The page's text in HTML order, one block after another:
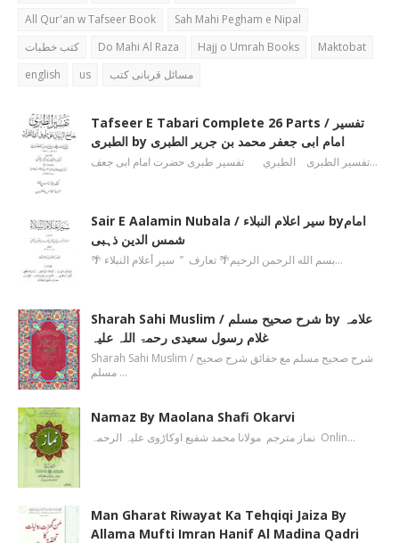
All Qur'an w Tafseer Book
Sah Mahi Pegham e Nipal
کتب خطبات
Do Mahi Al Raza Hajj o Umrah Books
Maktobat
english
us مسائل قربانی کتب
Tafseer E Tabari Complete 26 Parts / تفسیر
الطبری by امام ابی جعفر محمد بن جریر الطبری
تفسیر الطبری الطبري تفسیر طبری حضرت امام ابی جعف…
Sair E Aalamin Nubala / سیر اعلام النبلاء byامام
شمس الدین ذہبی
🌴 بسم الله الرحمن الرحیم🌴 تعارف ’’ سیر أعلام النبلاء…
Sharah Sahi Muslim / شرح صحیح مسلم by علامہ
غلام رسول سعیدی رحمۃ اللہ علیہ
Sharah Sahi Muslim / شرح صحیح مسلم مع حقائق شرح صحیح
مسلم …
Namaz By Maolana Shafi Okarvi
نماز مترجم مولانا محمد شفیع اوکاڑوی علیہ الرحمہ Onlin…
Man Gharat Riwayat Ka Tehqiqi Jaiza By
Allama Mufti Imran Hanif Al Madina Qadri